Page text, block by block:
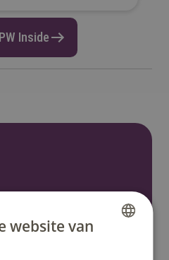
Inside
tot 12:30u.
website van